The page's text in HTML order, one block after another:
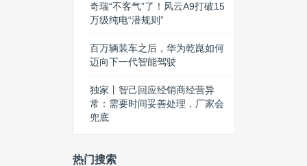
奇瑞“不客气”了！风云A9打破15
万级纯电“潜规则”
百万辆装车之后，华为乾崑如何
迈向下一代智能驾驶
独家丨智己回应经销商经营异
常：需要时间妥善处理，厂家会
兜底
热门搜索